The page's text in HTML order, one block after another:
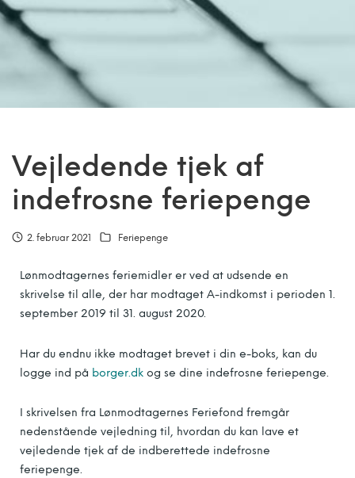
Vejledende tjek af
indefrosne feriepenge
2. februar 2021 Feriepenge
Lønmodtagernes feriemidler er ved at udsende en
skrivelse til alle, der har modtaget A-indkomst i perioden 1.
september 2019 til 31. august 2020.
Har du endnu ikke modtaget brevet i din e-boks, kan du
logge ind på borger.dk og se dine indefrosne feriepenge.
I skrivelsen fra Lønmodtagernes Feriefond fremgår
nedenstående vejledning til, hvordan du kan lave et
vejledende tjek af de indberettede indefrosne
feriepenge.